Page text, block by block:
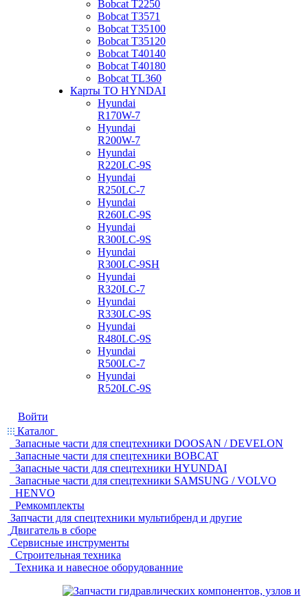
Bobcat Т2250
Bobcat Т3571
Bobcat Т35100
Bobcat Т35120
Bobcat Т40140
Bobcat Т40180
Bobcat ТL360
Карты ТО HYNDAI
Hyundai
R170W-7
Hyundai
R200W-7
Hyundai
R220LC-9S
Hyundai
R250LC-7
Hyundai
R260LC-9S
Hyundai
R300LC-9S
Hyundai
R300LC-9SH
Hyundai
R320LC-7
Hyundai
R330LC-9S
Hyundai
R480LC-9S
Hyundai
R500LC-7
Hyundai
R520LC-9S
Войти
Каталог
Запасные части для спецтехники DOOSAN / DEVELON
Запасные части для спецтехники BOBCAT
Запасные части для спецтехники HYUNDAI
Запасные части для спецтехники SAMSUNG / VOLVO
HENVO
Ремкомплекты
Запчасти для спецтехники мультибренд и другие
Двигатель в сборе
Сервисные инструменты
Строительная техника
Техника и навесное оборудованние